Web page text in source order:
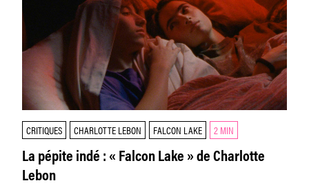
CRITIQUES CHARLOTTE LEBON FALCON LAKE 2 MIN
La pépite indé : « Falcon Lake » de Charlotte
Lebon